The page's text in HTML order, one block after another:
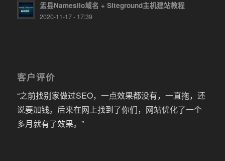
盂县Namesilo域名 + Siteground主机建站教程
2020-11-17 - 17:39
客户评价
“之前找别家做过SEO，一点效果都没有，一直拖，还
说要加钱。后来在网上找到了你们，网站优化了一个
多月就有了效果。”